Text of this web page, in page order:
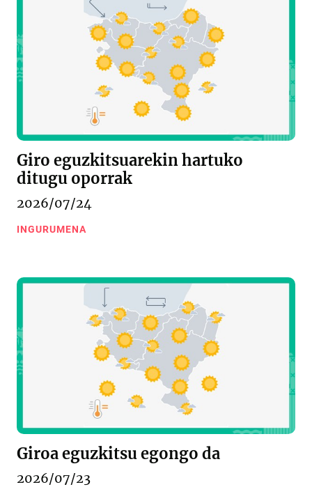
Giro eguzkitsuarekin hartuko
ditugu oporrak
2026/07/24
INGURUMENA
Giroa eguzkitsu egongo da
2026/07/23